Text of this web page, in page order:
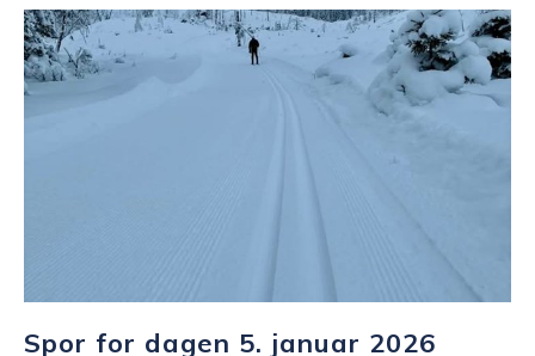
Spor for dagen 5. januar 2026